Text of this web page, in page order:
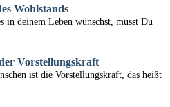
Wohlstands
in deinem Leben wünschst, musst Du
Vorstellungskraft
ist die Vorstellungskraft, das heißt